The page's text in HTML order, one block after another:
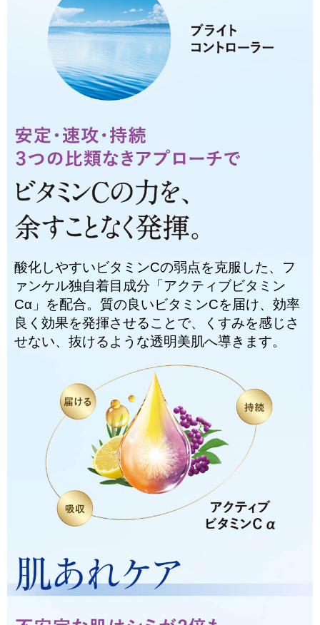
酸化しやすいビタミンCの弱点を克服した、フ
ァンケル独自着目成分「アクティブビタミン
Cα」を配合。質の良いビタミンCを届け、効率
良く効果を発揮させることで、くすみを感じさ
せない、抜けるような透明美肌へ導きます。